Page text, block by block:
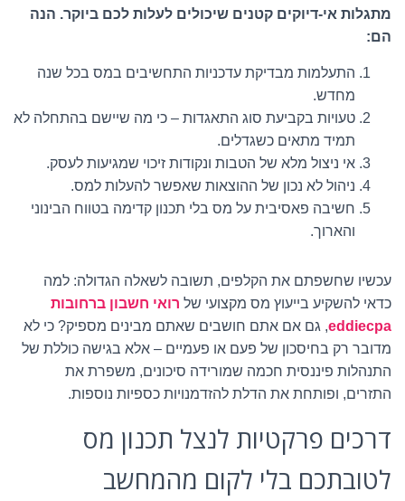
מתגלות אי-דיוקים קטנים שיכולים לעלות לכם ביוקר. הנה
הם:
התעלמות מבדיקת עדכניות התחשיבים במס בכל שנה
מחדש.
טעויות בקביעת סוג התאגדות – כי מה שיישם בהתחלה לא
תמיד מתאים כשגדלים.
אי ניצול מלא של הטבות ונקודות זיכוי שמגיעות לעסק.
ניהול לא נכון של ההוצאות שאפשר להעלות למס.
חשיבה פאסיבית על מס בלי תכנון קדימה בטווח הבינוני
והארוך.
עכשיו שחשפתם את הקלפים, תשובה לשאלה הגדולה: למה
כדאי להשקיע בייעוץ מס מקצועי של רואי חשבון ברחובות
eddiecpa, גם אם אתם חושבים שאתם מבינים מספיק? כי לא
מדובר רק בחיסכון של פעם או פעמיים – אלא בגישה כוללת של
התנהלות פיננסית חכמה שמורידה סיכונים, משפרת את
התזרים, ופותחת את הדלת להזדמנויות כספיות נוספות.
דרכים פרקטיות לנצל תכנון מס
לטובתכם בלי לקום מהמחשב